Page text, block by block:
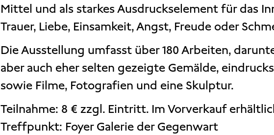
Mittel und als starkes Ausdruckselement für das
Trauer, Liebe, Einsamkeit, Angst, Freude oder
Die Ausstellung umfasst über 180 Arbeiten,
aber auch eher selten gezeigte Gemälde,
sowie Filme, Fotografien und eine Skulptur.
Teilnahme: 8 € zzgl. Eintritt. Im Vorverkauf
Treffpunkt: Foyer Galerie der Gegenwart